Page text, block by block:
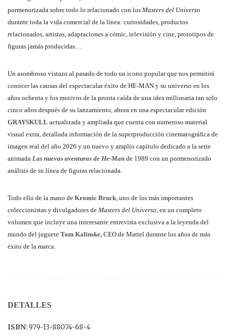
pormenorizada sobre todo lo relacionado con los Masters del Universo
durante toda la vida comercial de la línea: curiosidades, productos
relacionados, artistas, adaptaciones a cómic, televisión y cine, prototipos de
figuras jamás producidas…
Un asombroso vistazo al pasado de todo un icono popular que nos permitirá
conocer las causas del espectacular éxito de HE-MAN y su universo en los
años ochenta y los motivos de la pronta caída de una idea millonaria tan solo
cinco años después de su lanzamiento, ahora en una espectacular edición
GRAYSKULL actualizada y ampliada que cuenta con numeroso material
visual extra, detallada información de la superproducción cinematográfica de
imagen real del año 2026 y un nuevo y amplio capítulo dedicado a la serie
animada Las nuevas aventuras de He-Man de 1989 con un pormenorizado
análisis de su línea de figuras relacionada.
Todo ello de la mano de Kromic Bruck, uno de los más importantes
coleccionistas y divulgadores de Masters del Universo, en un completo
volumen que incluye una interesante entrevista exclusiva a la leyenda del
mundo del juguete Tom Kalinske, CEO de Mattel durante los años de más
éxito de la marca.
DETALLES
ISBN: 979-13-88074-68-4